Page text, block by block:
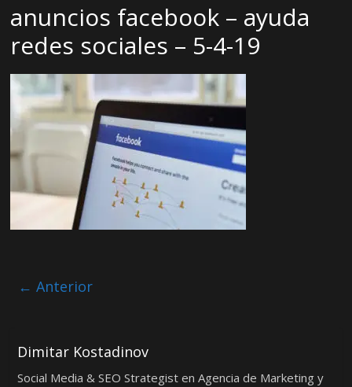
anuncios facebook – ayuda
redes sociales – 5-4-19
← Anterior
Dimitar Kostadinov
Social Media & SEO Strategist en Agencia de Marketing y